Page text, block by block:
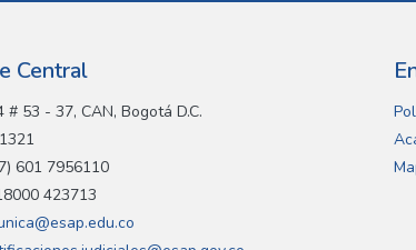
Central
# 53 - 37, CAN, Bogotá D.C.
601 7956110
423713